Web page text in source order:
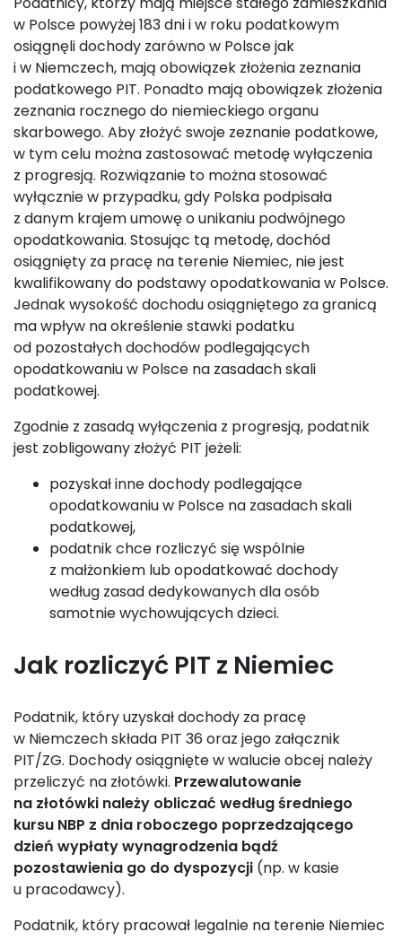
w Polsce powyżej 183 dni i w roku podatkowym
osiągnęli dochody zarówno w Polsce jak
i w Niemczech, mają obowiązek złożenia zeznania
podatkowego PIT. Ponadto mają obowiązek złożenia
zeznania rocznego do niemieckiego organu
skarbowego. Aby złożyć swoje zeznanie podatkowe,
w tym celu można zastosować metodę wyłączenia
z progresją. Rozwiązanie to można stosować
wyłącznie w przypadku, gdy Polska podpisała
z danym krajem umowę o unikaniu podwójnego
opodatkowania. Stosując tą metodę, dochód
osiągnięty za pracę na terenie Niemiec, nie jest
kwalifikowany do podstawy opodatkowania w Polsce.
Jednak wysokość dochodu osiągniętego za granicą
ma wpływ na określenie stawki podatku
od pozostałych dochodów podlegających
opodatkowaniu w Polsce na zasadach skali
podatkowej.
Zgodnie z zasadą wyłączenia z progresją, podatnik
jest zobligowany złożyć PIT jeżeli:
pozyskał inne dochody podlegające
opodatkowaniu w Polsce na zasadach skali
podatkowej,
podatnik chce rozliczyć się wspólnie
z małżonkiem lub opodatkować dochody
według zasad dedykowanych dla osób
samotnie wychowujących dzieci.
Jak rozliczyć PIT z Niemiec
Podatnik, który uzyskał dochody za pracę
w Niemczech składa PIT 36 oraz jego załącznik
PIT/ZG. Dochody osiągnięte w walucie obcej należy
przeliczyć na złotówki. Przewalutowanie
na złotówki należy obliczać według średniego
kursu NBP z dnia roboczego poprzedzającego
dzień wypłaty wynagrodzenia bądź
pozostawienia go do dyspozycji (np. w kasie
u pracodawcy).
Podatnik, który pracował legalnie na terenie Niemiec